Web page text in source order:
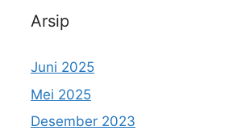
Arsip
Juni 2025
Mei 2025
Desember 2023